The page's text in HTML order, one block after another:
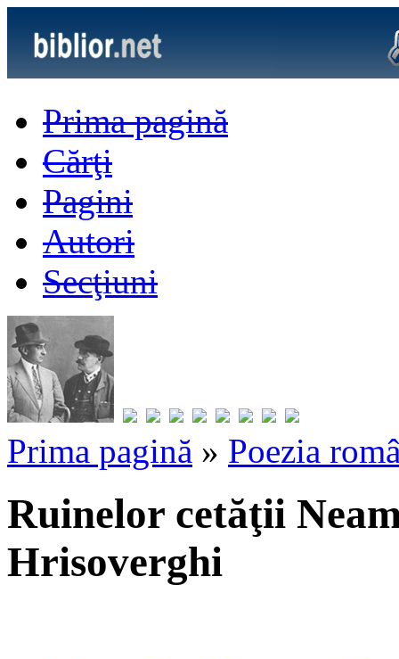
Prima pagină
Cărţi
Pagini
Autori
Secţiuni
Prima pagină » Poezia
Ruinelor cetăţii
Hrisoverghi